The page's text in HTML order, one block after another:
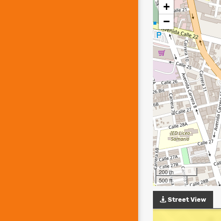
+
−
200 m
500 ft
Street View